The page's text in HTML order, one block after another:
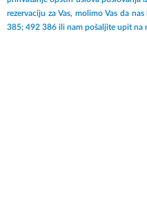
rezervaciju za Vas, molimo Vas da
385; 492 386 ili nam pošaljite upit na